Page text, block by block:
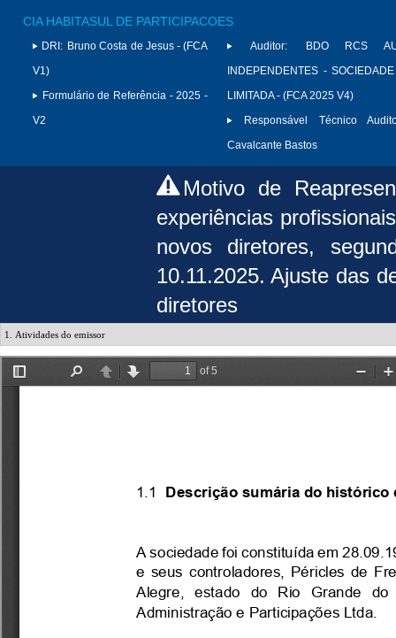
CIA HABITASUL DE PARTICIPACOES
DRI: Bruno Costa de Jesus - (FCA
V1)
Formulário de Referência - 2025 -
V2
Auditor:
BDO RCS
INDEPENDENTES -
LIMITADA - (FCA 2025 V4)
Responsável Técnico
Cavalcante Bastos
Motivo de
experiências
novos diretores,
10.11.2025. Ajuste das
diretores